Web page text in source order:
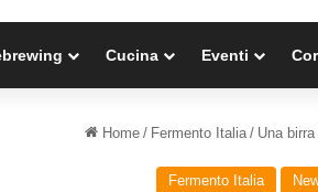
Cucina Eventi
Home / Fermento Italia / Una
Fermento Italia